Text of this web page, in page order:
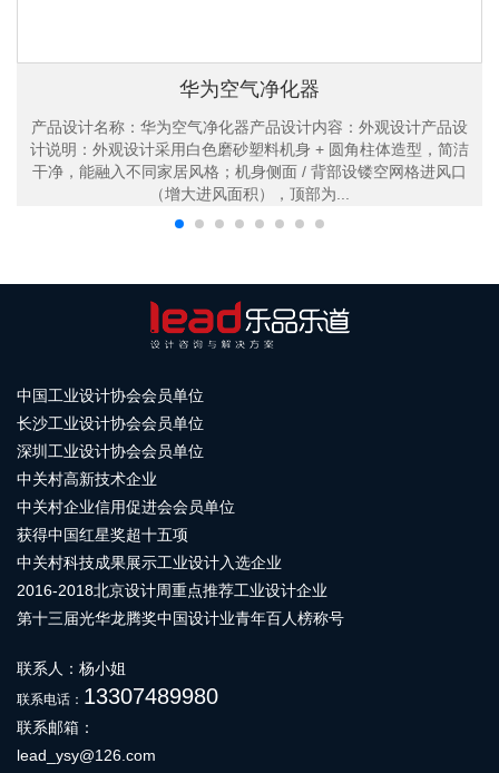
华为空气净化器
产品设计名称：华为空气净化器产品设计内容：外观设计产品设
计说明：外观设计采用白色磨砂塑料机身 + 圆角柱体造型，简洁
干净，能融入不同家居风格；机身侧面 / 背部设镂空网格进风口
（增大进风面积），顶部为...
中国工业设计协会会员单位
长沙工业设计协会会员单位
深圳工业设计协会会员单位
中关村高新技术企业
中关村企业信用促进会会员单位
获得中国红星奖超十五项
中关村科技成果展示工业设计入选企业
2016-2018北京设计周重点推荐工业设计企业
第十三届光华龙腾奖中国设计业青年百人榜称号
联系人：杨小姐
联系电话： 13307489980
联系邮箱：
lead_ysy@126.com